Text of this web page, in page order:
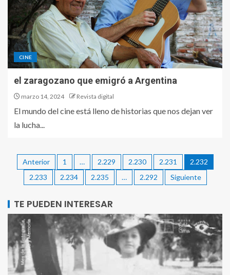
CINE
el zaragozano que emigró a Argentina
marzo 14, 2024 Revista digital
El mundo del cine está lleno de historias que nos dejan ver
la lucha...
Anterior 1 … 2.229 2.230 2.231
2.232
2.233
2.234 2.235 … 2.292 Siguiente
TE PUEDEN INTERESAR